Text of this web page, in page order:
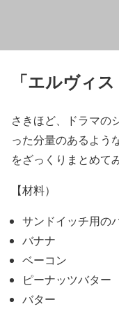
「エルヴィ
さきほど、ドラマの
った分量のあるよう
をざっくりまとめて
【材料）
サンドイッチ用の
バナナ
ベーコン
ピーナッツバター
バター